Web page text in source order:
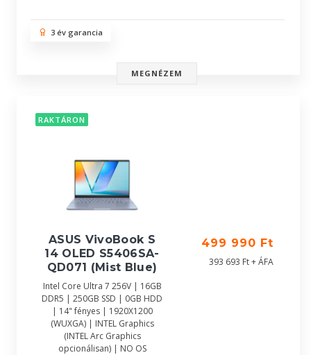
3 év garancia
MEGNÉZEM
RAKTÁRON
ASUS VivoBook S
14 OLED S5406SA-
QD071 (Mist Blue)
Intel Core Ultra 7 256V | 16GB
DDR5 | 250GB SSD | 0GB HDD
| 14" fényes | 1920X1200
(WUXGA) | INTEL Graphics
(INTEL Arc Graphics
opcionálisan) | NO OS
499 990 Ft
393 693 Ft + ÁFA